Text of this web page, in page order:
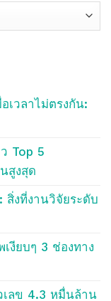
เวลาไม่ตรงกัน:
Top 5
สูงสุด
งที่งานวิจัยระดับ
งียบๆ 3 ช่องทาง
ลข 4.3 หมื่นล้าน